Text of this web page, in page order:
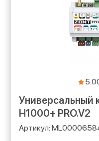
Универсальный
H1000+ PRO.V2